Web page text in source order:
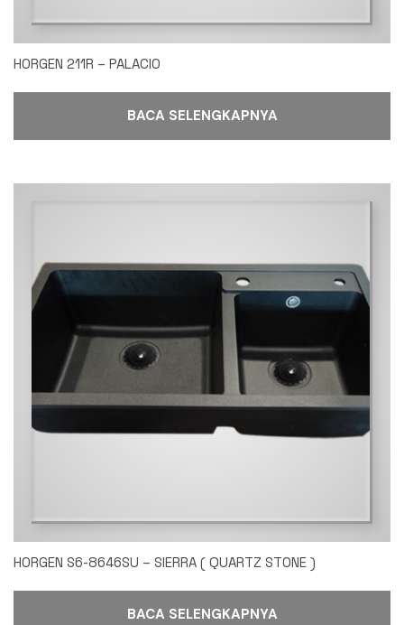
HORGEN 211R – PALACIO
BACA SELENGKAPNYA
HORGEN S6-8646SU – SIERRA ( QUARTZ STONE )
BACA SELENGKAPNYA